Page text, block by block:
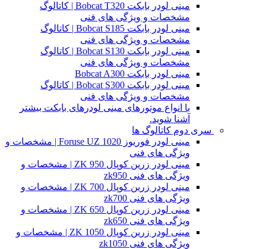
مینی لودر بابکت Bobcat T320 | کاتالوگ
مشخصات و ویژگی های فنی
مینی لودر بابکت Bobcat S185 | کاتالوگ
مشخصات و ویژگی های فنی
مینی لودر بابکت Bobcat S130 | کاتالوگ
مشخصات و ویژگی های فنی
مینی لودر بابکت Bobcat A300
مینی لودر بابکت Bobcat S300 | کاتالوگ
مشخصات و ویژگی های فنی
با انواع موتورهای مینی لودرهای بابکت بیشتر
آشنا شوید.
سری دوم کاتالوگ ها
مینی لودر فوریوز Foruse UZ 1020 | مشخصات و
ویژگی های فنی
مینی لودر زرین کوپال ZK 950 | مشخصات و
ویژگی های فنی zk950
مینی لودر زرین کوپال ZK 700 | مشخصات و
ویژگی های فنی zk700
مینی لودر زرین کوپال ZK 650 | مشخصات و
ویژگی های فنی zk650
مینی لودر زرین کوپال ZK 1050 | مشخصات و
ویژگی های فنی zk1050